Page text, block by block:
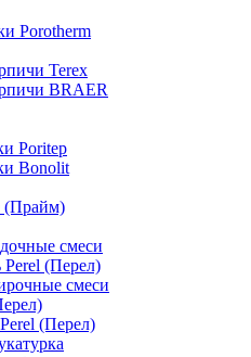
Porotherm
Terex
BRAER
Poritep
Bonolit
(Прайм)
смеси
Perel (Перел)
смеси
(Перел)